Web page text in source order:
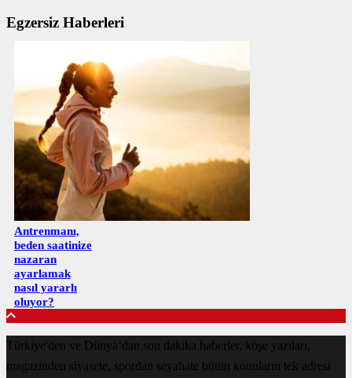
Egzersiz Haberleri
Antrenmanı,
beden saatinize
nazaran
ayarlamak
nasıl yararlı
oluyor?
Türkiye'den ve Dünya’dan son dakika haberler, köşe yazıları,
magazinden siyasete, spordan seyahate bütün konuların tek adresi